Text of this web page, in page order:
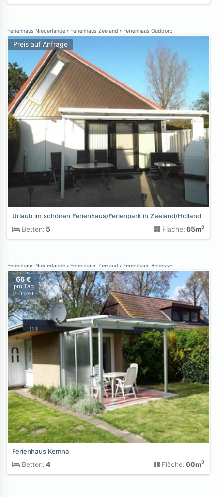
Ferienhaus Niederlande Ferienhaus Zeeland Ferienhaus Ouddorp
Preis auf Anfrage
Urlaub im schönen Ferienhaus/Ferienpark in Zeeland/Holland
Betten: 5 Fläche: 65m2
Ferienhaus Niederlande Ferienhaus Zeeland Ferienhaus Renesse
66 €
pro Tag
je Objekt
Ferienhaus Kemna
Betten: 4 Fläche: 60m2